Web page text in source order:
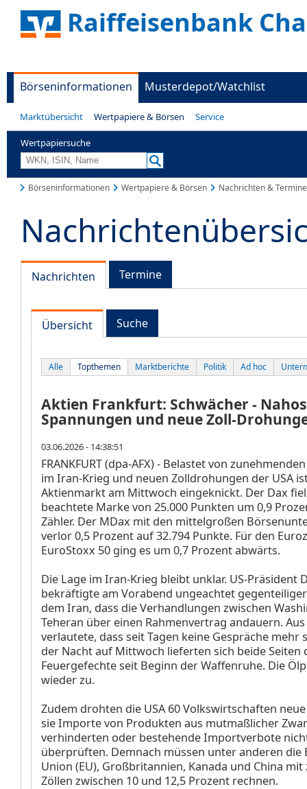
Raiffeisenbank
Börseninformationen Musterdepot/Watchlist
Marktübersicht Wertpapiere & Börsen Service
Wertpapiersuche
Börseninformationen Wertpapiere & Börsen Nachrichten & Termine
Nachrichten Termine
Übersicht Suche
Alle Topthemen Marktberichte Politik Ad hoc
Aktien Frankfurt: Schwächer -
Spannungen und neue Zoll-
03.06.2026 - 14:38:51
FRANKFURT (dpa-AFX) - Belastet von
im Iran-Krieg und neuen Zolldrohungen der USA
Aktienmarkt am Mittwoch eingeknickt. Der Dax
beachtete Marke von 25.000 Punkten um 0,9
Zähler. Der MDax mit den mittelgroßen
verlor 0,5 Prozent auf 32.794 Punkte. Für den
EuroStoxx 50 ging es um 0,7 Prozent abwärts.
Die Lage im Iran-Krieg bleibt unklar. US-Präsident
bekräftigte am Vorabend ungeachtet
dem Iran, dass die Verhandlungen zwischen
Teheran über einen Rahmenvertrag andauern.
verlautete, dass seit Tagen keine Gespräche mehr
der Nacht auf Mittwoch lieferten sich beide Seiten
Feuergefechte seit Beginn der Waffenruhe. Die
wieder zu.
Zudem drohten die USA 60 Volkswirtschaften
sie Importe von Produkten aus mutmaßlicher
verhinderten oder bestehende Importverbote
überprüften. Demnach müssen unter anderen die
Union (EU), Großbritannien, Kanada und China
Zöllen zwischen 10 und 12,5 Prozent rechnen.